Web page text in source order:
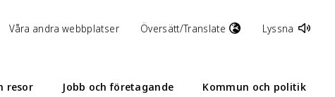
Våra andra webbplatser Översätt/Translate Lyssna
resor Jobb och företagande Kommun och politik